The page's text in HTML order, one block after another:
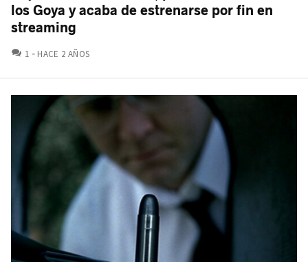
los Goya y acaba de estrenarse por fin en
streaming
1 COMENTARIOS
HACE 2 AÑOS